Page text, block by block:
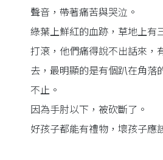
聲音，帶著痛苦與哭泣。
綠葉上鮮紅的血跡，草地上有
打滾，他們痛得說不出話來，
去，最明顯的是有個趴在角落
不止。
因為手肘以下，被砍斷了。
好孩子都能有禮物，壞孩子應